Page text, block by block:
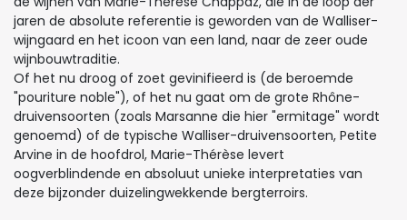
jaren de absolute referentie is geworden van de Walliser-
wijngaard en het icoon van een land, naar de zeer oude
wijnbouwtraditie.
Of het nu droog of zoet gevinifieerd is (de beroemde
"pouriture noble"), of het nu gaat om de grote Rhône-
druivensoorten (zoals Marsanne die hier "ermitage" wordt
genoemd) of de typische Walliser-druivensoorten, Petite
Arvine in de hoofdrol, Marie-Thérèse levert
oogverblindende en absoluut unieke interpretaties van
deze bijzonder duizelingwekkende bergterroirs.